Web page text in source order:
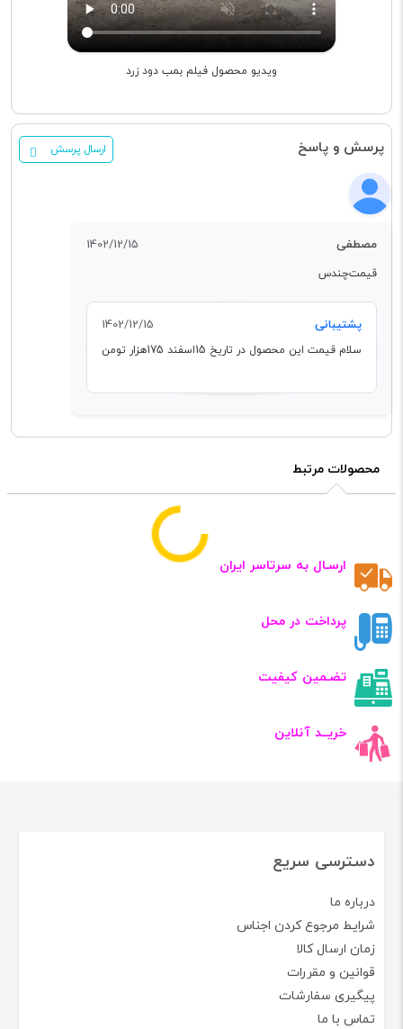
ویدیو محصول فیلم بمب دود زرد
پرسش و پاسخ ارسال پرسش
مصطفی 1402/12/15
قیمت‌چندس
پشتیبانی 1402/12/15
سلام قیمت این محصول در تاریخ 15اسفند 175هزار تومن
محصولات مرتبط
ارسـال به سرتاسر ایران
پرداخت در محل
تضـمین کیفیت
خریــد آنلاین
دسترسی سریع
درباره ما
شرایط مرجوع کردن اجناس
زمان ارسال کالا
قوانین و مقررات
پیگیری سفارشات
تماس با ما